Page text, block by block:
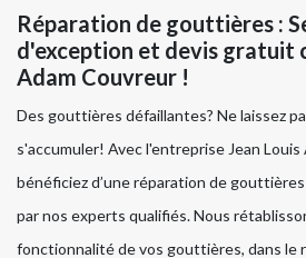
Réparation de gouttières :
d'exception et devis gratuit
Adam Couvreur !
Des gouttières défaillantes? Ne laissez
s'accumuler! Avec l'entreprise Jean Louis
bénéficiez d’une réparation de
par nos experts qualifiés. Nous
fonctionnalité de vos gouttières, dans le